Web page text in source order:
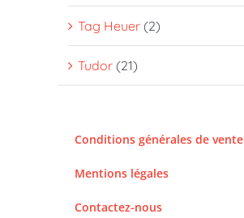
Tag Heuer (2)
Tudor (21)
Conditions générales de vente
Mentions légales
Contactez-nous